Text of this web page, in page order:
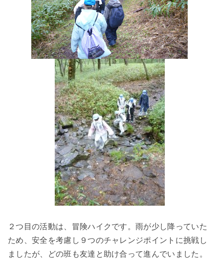
２つ目の活動は、冒険ハイクです。雨が少し降っていた
ため、安全を考慮し９つのチャレンジポイントに挑戦し
ましたが、どの班も友達と助け合って進んでいました。